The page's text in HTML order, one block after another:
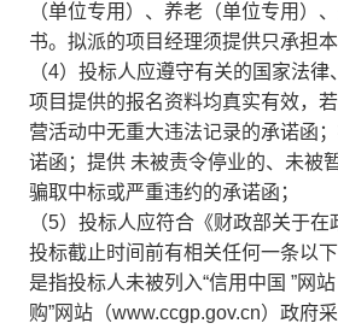
（单位专用）、养老（单位专用）
书。拟派的项目经理须提供只承担
（4）投标人应遵守有关的国家法
项目提供的报名资料均真实有效，
营活动中无重大违法记录的承诺函
诺函；提供 未被责令停业的、未被
骗取中标或严重违约的承诺函；
（5）投标人应符合《财政部关于
投标截止时间前有相关任何一条以
是指投标人未被列入“信用中国 ”网
购”网站（www.ccgp.gov.cn）政府